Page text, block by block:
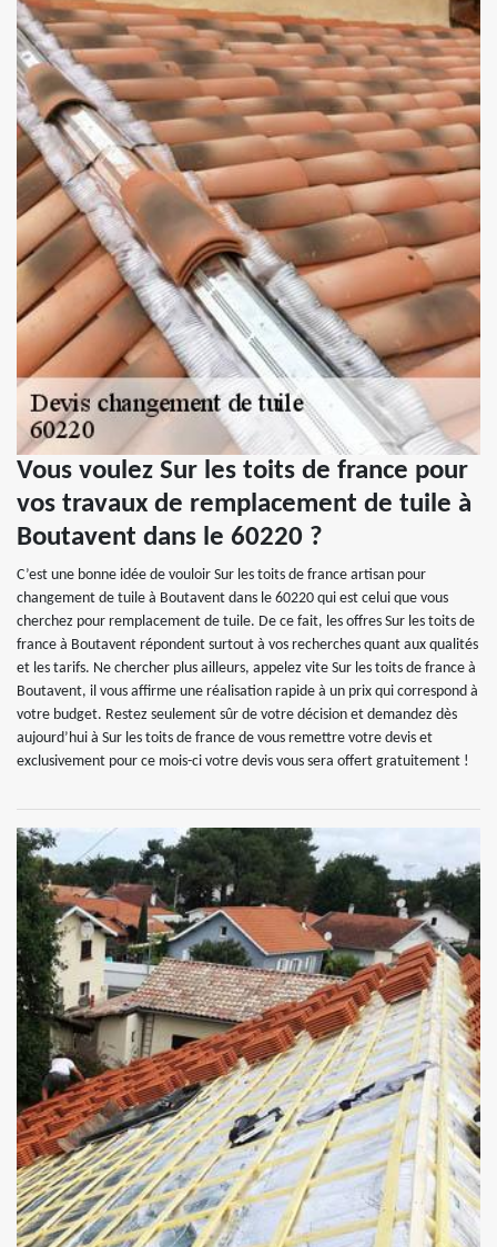
Vous voulez Sur les toits de france pour
vos travaux de remplacement de tuile à
Boutavent dans le 60220 ?
C’est une bonne idée de vouloir Sur les toits de france artisan pour
changement de tuile à Boutavent dans le 60220 qui est celui que vous
cherchez pour remplacement de tuile. De ce fait, les offres Sur les toits de
france à Boutavent répondent surtout à vos recherches quant aux qualités
et les tarifs. Ne chercher plus ailleurs, appelez vite Sur les toits de france à
Boutavent, il vous affirme une réalisation rapide à un prix qui correspond à
votre budget. Restez seulement sûr de votre décision et demandez dès
aujourd’hui à Sur les toits de france de vous remettre votre devis et
exclusivement pour ce mois-ci votre devis vous sera offert gratuitement !